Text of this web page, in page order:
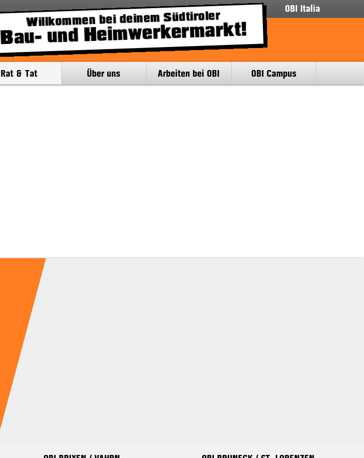
OBI Italia
Willkommen bei deinem Südtiroler
Bau- und Heimwerkermarkt!
Rat & Tat Über uns Arbeiten bei OBI OBI Campus